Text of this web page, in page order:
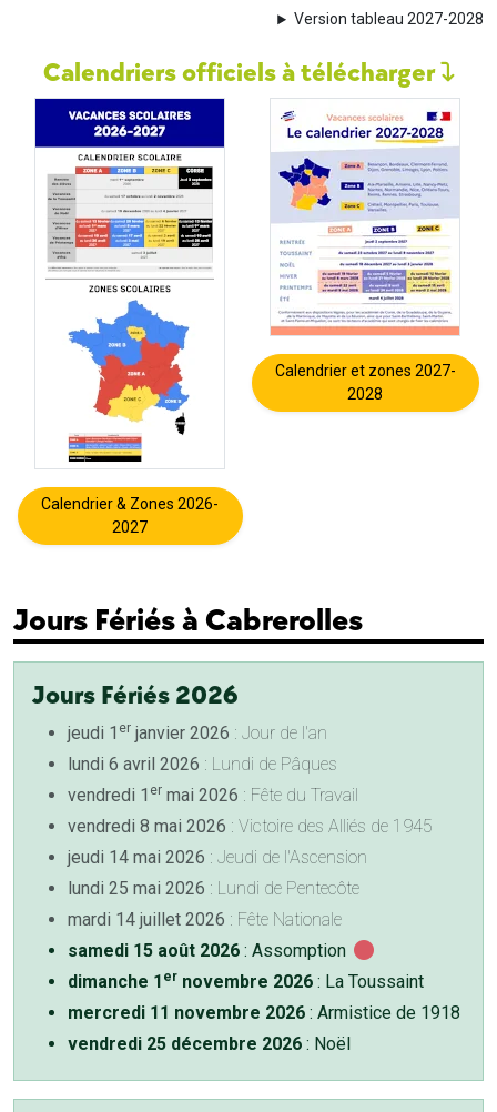
Version tableau 2027-2028
Calendriers officiels à télécharger
Calendrier & Zones 2026-
2027
Calendrier et zones 2027-
2028
Jours Fériés à Cabrerolles
Jours Fériés 2026
jeudi 1 er janvier 2026 : Jour de l'an
lundi 6 avril 2026 : Lundi de Pâques
vendredi 1 er mai 2026 : Fête du Travail
vendredi 8 mai 2026 : Victoire des Alliés de 1945
jeudi 14 mai 2026 : Jeudi de l'Ascension
lundi 25 mai 2026 : Lundi de Pentecôte
mardi 14 juillet 2026 : Fête Nationale
samedi 15 août 2026 : Assomption
dimanche 1 er novembre 2026 : La Toussaint
mercredi 11 novembre 2026 : Armistice de 1918
vendredi 25 décembre 2026 : Noël